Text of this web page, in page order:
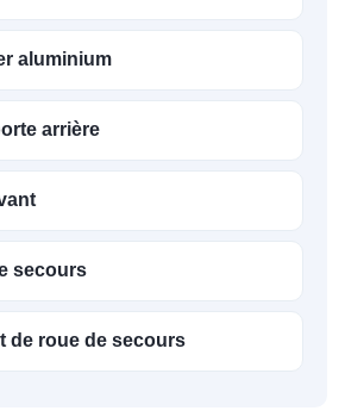
aluminium
arrière
secours
de roue de secours